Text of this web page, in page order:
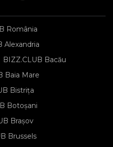
România
Alexandria
BIZZ.CLUB Bacău
Baia Mare
Bistrița
Botoșani
Brașov
Brussels